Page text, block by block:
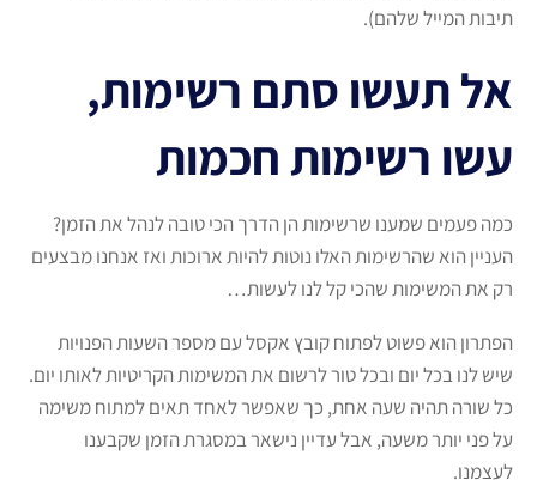
תיבות המייל שלהם).
אל תעשו סתם רשימות,
עשו רשימות חכמות
כמה פעמים שמענו שרשימות הן הדרך הכי טובה לנהל את הזמן?
העניין הוא שהרשימות האלו נוטות להיות ארוכות ואז אנחנו מבצעים
רק את המשימות שהכי קל לנו לעשות…
הפתרון הוא פשוט לפתוח קובץ אקסל עם מספר השעות הפנויות
שיש לנו בכל יום ובכל טור לרשום את המשימות הקריטיות לאותו יום.
כל שורה תהיה שעה אחת, כך שאפשר לאחד תאים למתוח משימה
על פני יותר משעה, אבל עדיין נישאר במסגרת הזמן שקבענו
לעצמנו.